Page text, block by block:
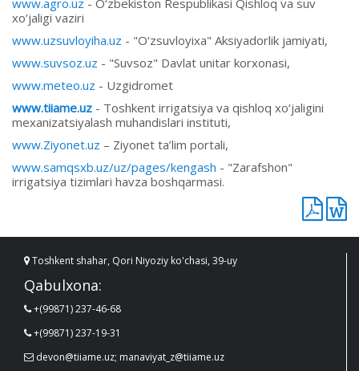
www.agro.uz - O‘zbekiston Respublikasi Qishloq va suv
xo‘jaligi vaziri
www.uzsuvloyiha.uz - "O‘zsuvloyixa" Aksiyadorlik jamiyati,
www.suvsoz.uz - "Suvsoz" Davlat unitar korxonasi,
www.meteo.uz - Uzgidromet
www.tiiame.uz - Toshkent irrigatsiya va qishloq xo‘jaligini
mexanizatsiyalash muhandislari instituti,
www.Ziyonet.uz – Ziyonet ta’lim portali,
www.samqsxb.uz/uz/pages/kengash - "Zarafshon"
irrigatsiya tizimlari havza boshqarmasi.
Toshkent shahar, Qori Niyoziy ko'chasi, 39-uy
Qabulxona:
+(99871) 237-46-68
+(99871) 237-19-31
devon@tiiame.uz; manaviyat_z@tiiame.uz